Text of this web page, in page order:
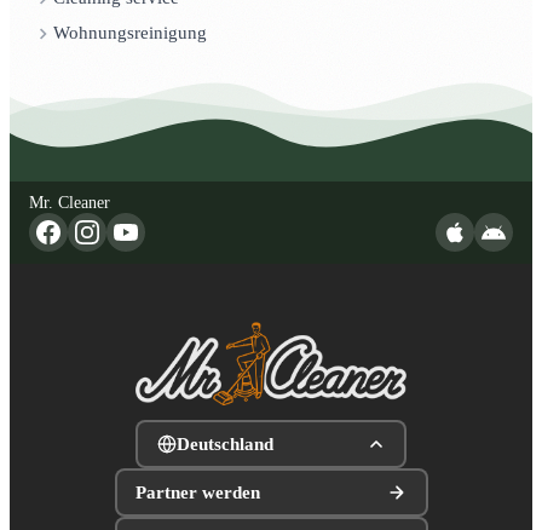
Wohnungsreinigung
Mr. Cleaner
Deutschland
Partner werden